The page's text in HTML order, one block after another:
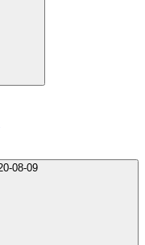
+7 (495) 220-08-09